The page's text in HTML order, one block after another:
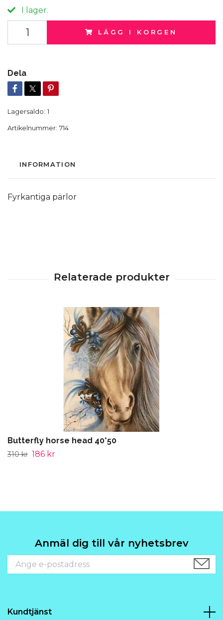
I lager.
LÄGG I KORGEN
Dela
Lagersaldo: 1
Artikelnummer: 714
INFORMATION
Fyrkantiga pärlor
Butterfly horse head 40*50
310 kr 186 kr
Anmäl dig till vår nyhetsbrev
Kundtjänst